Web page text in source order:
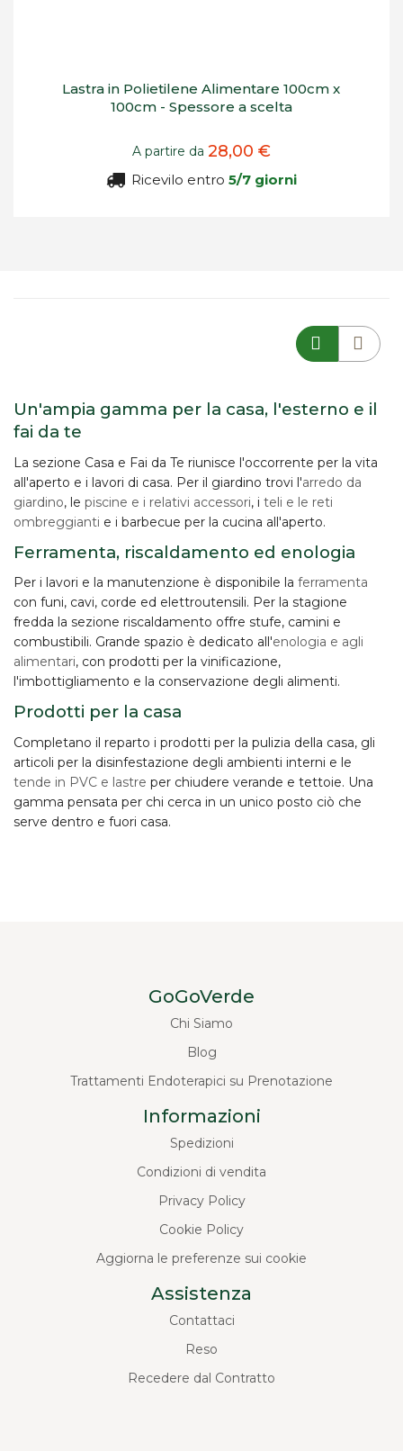
Lastra in Polietilene Alimentare 100cm x
100cm - Spessore a scelta
A partire da 28,00 €
Ricevilo entro 5/7 giorni
Un'ampia gamma per la casa, l'esterno e il
fai da te
La sezione Casa e Fai da Te riunisce l'occorrente per la vita
all'aperto e i lavori di casa. Per il giardino trovi l'arredo da
giardino, le piscine e i relativi accessori, i teli e le reti
ombreggianti e i barbecue per la cucina all'aperto.
Ferramenta, riscaldamento ed enologia
Per i lavori e la manutenzione è disponibile la ferramenta
con funi, cavi, corde ed elettroutensili. Per la stagione
fredda la sezione riscaldamento offre stufe, camini e
combustibili. Grande spazio è dedicato all'enologia e agli
alimentari, con prodotti per la vinificazione,
l'imbottigliamento e la conservazione degli alimenti.
Prodotti per la casa
Completano il reparto i prodotti per la pulizia della casa, gli
articoli per la disinfestazione degli ambienti interni e le
tende in PVC e lastre per chiudere verande e tettoie. Una
gamma pensata per chi cerca in un unico posto ciò che
serve dentro e fuori casa.
GoGoVerde
Chi Siamo
Blog
Trattamenti Endoterapici su Prenotazione
Informazioni
Spedizioni
Condizioni di vendita
Privacy Policy
Cookie Policy
Aggiorna le preferenze sui cookie
Assistenza
Contattaci
Reso
Recedere dal Contratto